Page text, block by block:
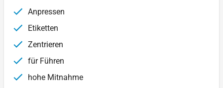
Anpressen
Etiketten
Zentrieren
für Führen
hohe Mitnahme